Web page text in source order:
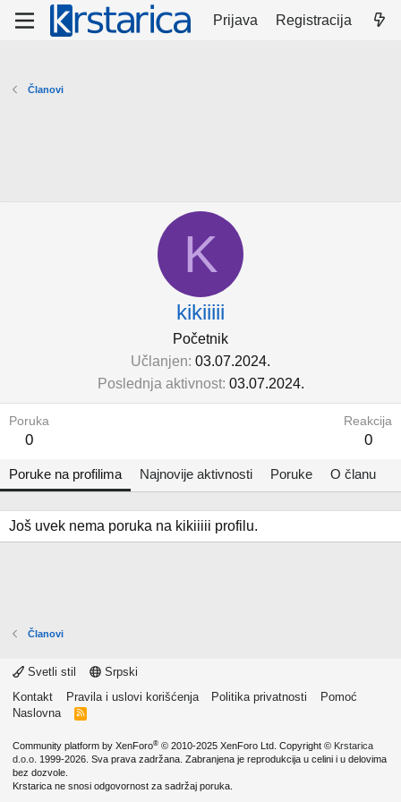
Prijava Registracija
Članovi
K
kikiiiii
Početnik
Učlanjen 03.07.2024.
Poslednja aktivnost 03.07.2024.
Poruka
0
Reakcija
0
Poruke na profilima Najnovije aktivnosti Poruke O članu
Još uvek nema poruka na kikiiiii profilu.
Članovi
Svetli stil
Srpski
Kontakt
Pravila i uslovi korišćenja Politika privatnosti
Pomoć
Naslovna
R
Community platform by XenForo® © 2010-2025 XenForo Ltd. Copyright © Krstarica
d.o.o. 1999-2026. Sva prava zadržana. Zabranjena je reprodukcija u celini i u delovima
bez dozvole.
Krstarica ne snosi odgovornost za sadržaj poruka.